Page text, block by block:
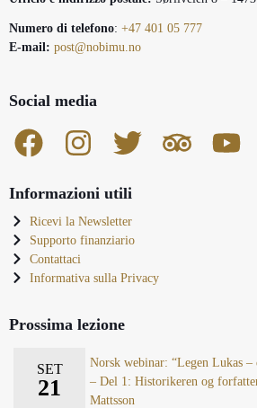
Numero di telefono: +47 401 05 777
E-mail: post@nobimu.no
Social media
Informazioni utili
Ricevi la Newsletter
Supporto finanziario
Contattaci
Informativa sulla Privacy
Prossima lezione
SET
21
Norsk webinar: “Legen Lukas –
– Del 1: Historikeren og
Mattsson